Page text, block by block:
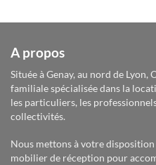
A propos
Située à Genay, au nord de
familiale spécialisée dans la
les particuliers, les
collectivités.
Nous mettons à votre
mobilier de réception pour